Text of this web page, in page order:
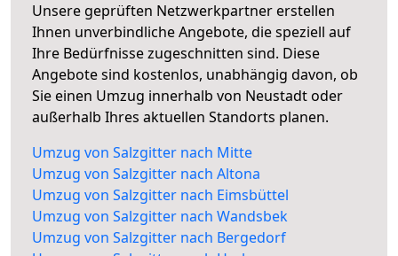
Unsere geprüften Netzwerkpartner erstellen
Ihnen unverbindliche Angebote, die speziell auf
Ihre Bedürfnisse zugeschnitten sind. Diese
Angebote sind kostenlos, unabhängig davon, ob
Sie einen Umzug innerhalb von Neustadt oder
außerhalb Ihres aktuellen Standorts planen.
Umzug von Salzgitter nach Mitte
Umzug von Salzgitter nach Altona
Umzug von Salzgitter nach Eimsbüttel
Umzug von Salzgitter nach Wandsbek
Umzug von Salzgitter nach Bergedorf